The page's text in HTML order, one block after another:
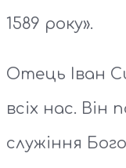
1589 року».
Отець Іван
всіх нас. Він
служіння